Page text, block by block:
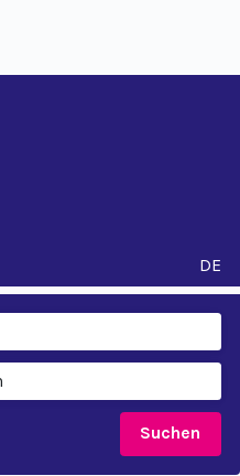
DE
Suchen